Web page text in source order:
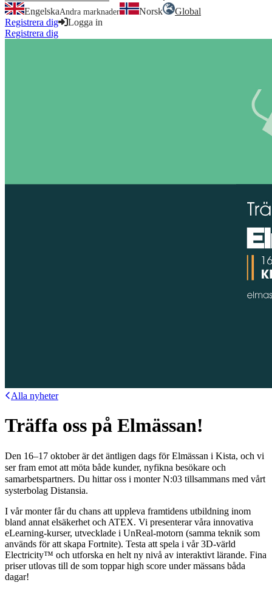
EngelskaAndra marknader Norsk
Global
Registrera dig
Logga in
Registrera dig
Alla nyheter
Träffa oss på Elmässan!
Den 16–17 oktober är det äntligen dags för Elmässan i Kista, och vi
ser fram emot att möta både kunder, nyfikna besökare och
samarbetspartners. Du hittar oss i monter N:03 tillsammans med vårt
systerbolag Distansia.
I vår monter får du chans att uppleva framtidens utbildning inom
bland annat elsäkerhet och ATEX. Vi presenterar våra innovativa
eLearning-kurser, utvecklade i UnReal-motorn (samma teknik som
används för att skapa Fortnite). Testa att spela i vår 3D-värld
Electricity™ och utforska en helt ny nivå av interaktivt lärande. Fina
priser utlovas till de som toppar high score under mässans båda
dagar!